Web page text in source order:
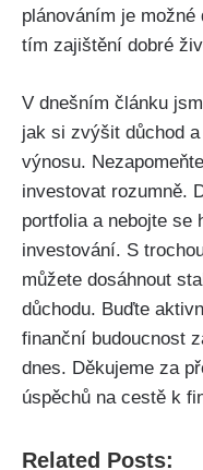
plánováním je
tím zajištění dobré
V dnešním článku
jak si zvýšit důchod
výnosu.
investovat rozumně.
portfolia a nebojte se
investování. S
můžete dosáhnout
důchodu. Buďte
finanční budoucnost
dnes. Děkujeme za
úspěchů na cestě k
Related Posts: